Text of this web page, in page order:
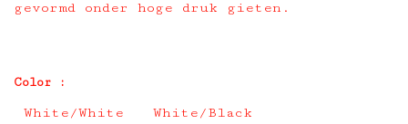
gevormd onder hoge druk gieten.
Color :
White/White White/Black